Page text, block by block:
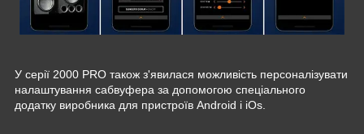
У серії 2000 PRO також з'явилася можливість персоналізувати
налаштування сабвуфера за допомогою спеціального
додатку виробника для пристроїв Android і iOs.